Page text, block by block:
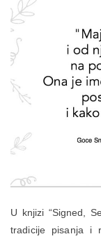
U knjizi “Signed,
tradicije pisanja i